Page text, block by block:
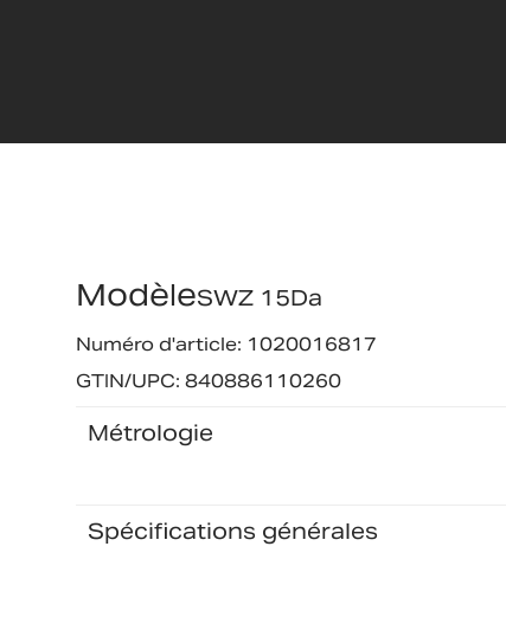
ModèleSWZ 15Da
Numéro d'article: 1020016817
GTIN/UPC: 840886110260
Métrologie
Spécifications générales